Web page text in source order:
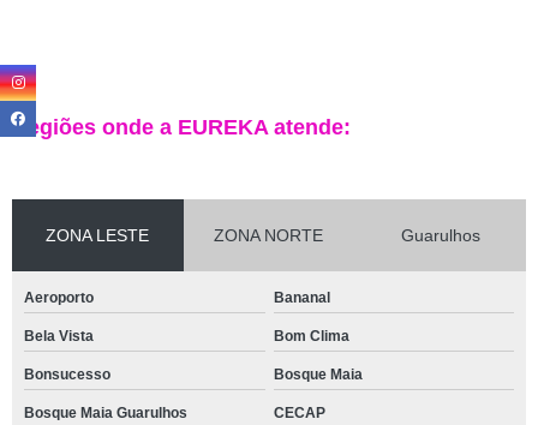
Regiões onde a EUREKA atende:
ZONA LESTE ZONA NORTE Guarulhos
Aeroporto Bananal
Bela Vista Bom Clima
Bonsucesso Bosque Maia
Bosque Maia Guarulhos CECAP